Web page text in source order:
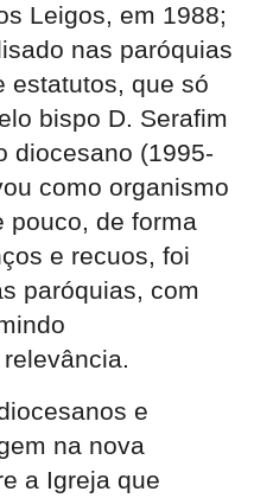
Leigos, em 1988;
nas paróquias
estatutos, que só
bispo D. Serafim
diocesano (1995-
como organismo
pouco, de forma
e recuos, foi
paróquias, com
e
na nova
a Igreja que